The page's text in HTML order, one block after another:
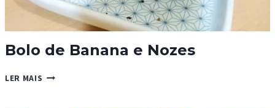
Bolo de Banana e Nozes
LER MAIS BOLO